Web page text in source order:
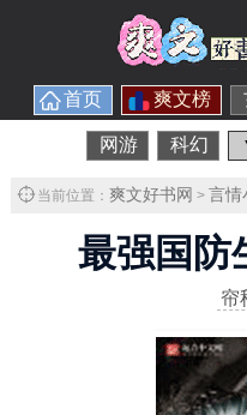
首页 爽文榜
网游 科幻
当前位置： 爽文好书网 > 言情
最强国防
帘